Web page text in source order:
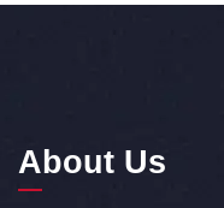
About Us